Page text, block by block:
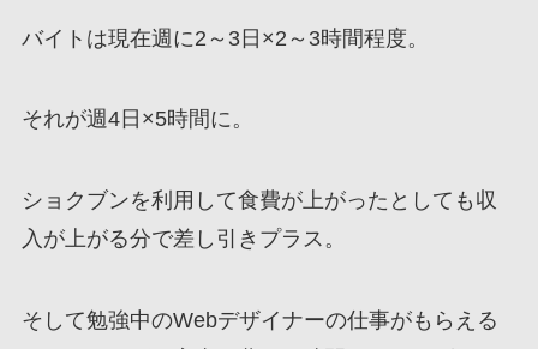
バイトは現在週に2～3日×2～3時間程度。
それが週4日×5時間に。
ショクブンを利用して食費が上がったとしても収
入が上がる分で差し引きプラス。
そして勉強中のWebデザイナーの仕事がもらえる